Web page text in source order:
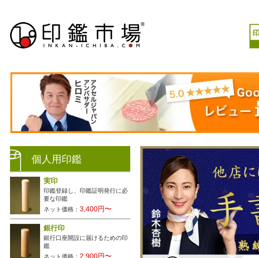
個人用印鑑
実印
印鑑登録し、印鑑証明発行に必
要な印鑑
ネット価格：3,400円〜
銀行印
銀行口座開設に届けるための印
鑑
ネット価格： 2,900円〜